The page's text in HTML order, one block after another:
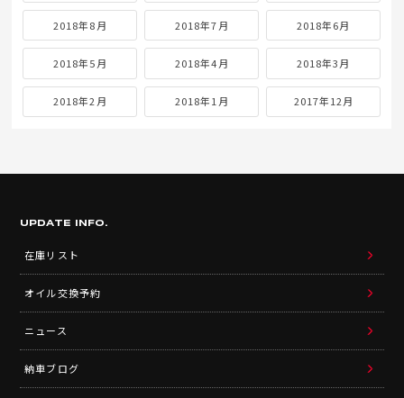
2018年8月 2018年7月 2018年6月
2018年5月 2018年4月 2018年3月
2018年2月 2018年1月 2017年12月
UPDATE INFO.
在庫リスト
オイル交換予約
ニュース
納車ブログ